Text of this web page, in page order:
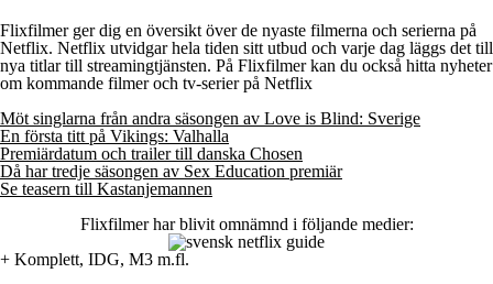
Flixfilmer ger dig en översikt över de nyaste filmerna och serierna på
Netflix. Netflix utvidgar hela tiden sitt utbud och varje dag läggs det till
nya titlar till streamingtjänsten. På Flixfilmer kan du också hitta nyheter
om kommande filmer och tv-serier på Netflix
Möt singlarna från andra säsongen av Love is Blind: Sverige
En första titt på Vikings: Valhalla
Premiärdatum och trailer till danska Chosen
Då har tredje säsongen av Sex Education premiär
Se teasern till Kastanjemannen
Flixfilmer har blivit omnämnd i följande medier:
+ Komplett, IDG, M3 m.fl.